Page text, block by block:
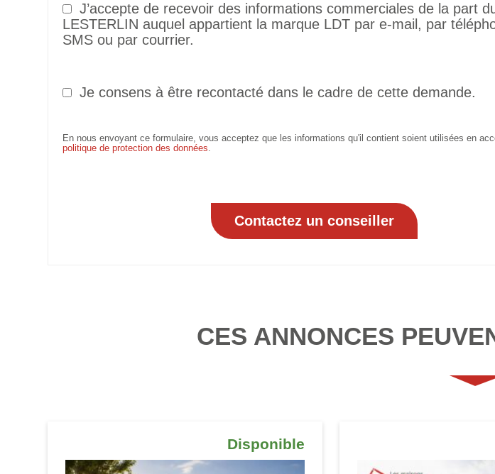
J’accepte de recevoir des informations commerciales de la part
LESTERLIN auquel appartient la marque LDT par e-mail, par
SMS ou par courrier.
Je consens à être recontacté dans le cadre de cette demande.
En nous envoyant ce formulaire, vous acceptez que les informations qu'il contient soient utilisées en
politique de protection des données.
CES ANNONCES
Disponible